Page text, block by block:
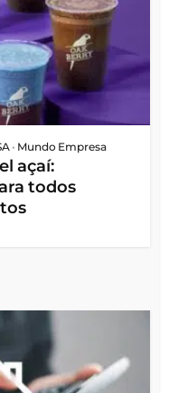
• Mundo Empresa
açaí:
todos